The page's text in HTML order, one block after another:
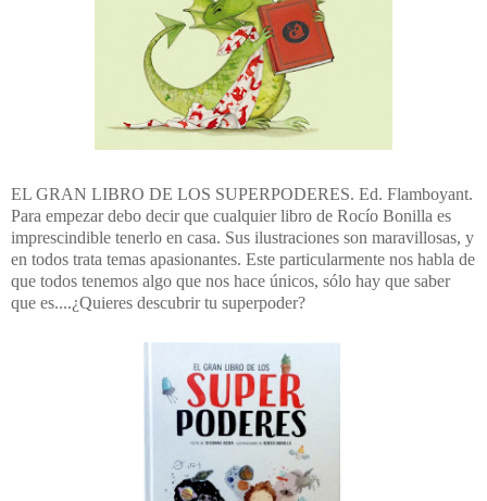
EL GRAN LIBRO DE LOS SUPERPODERES. Ed. Flamboyant.
Para empezar debo decir que cualquier libro de Rocío Bonilla es
imprescindible tenerlo en casa. Sus ilustraciones son maravillosas, y
en todos trata temas apasionantes. Este particularmente nos habla de
que todos tenemos algo que nos hace únicos, sólo hay que saber
que es....¿Quieres descubrir tu superpoder?